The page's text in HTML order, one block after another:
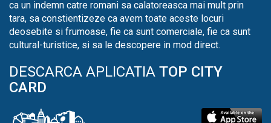
ca un indemn catre romani sa calatoreasca mai mult prin
tara, sa constientizeze ca avem toate aceste locuri
deosebite si frumoase, fie ca sunt comerciale, fie ca sunt
cultural-turistice, si sa le descopere in mod direct.
DESCARCA APLICATIA TOP CITY
CARD